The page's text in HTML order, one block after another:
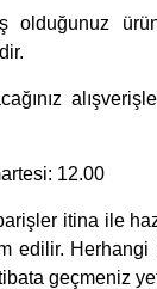
olduğunuz
12.00
itina ile
edilir. Herhangi
geçmeniz